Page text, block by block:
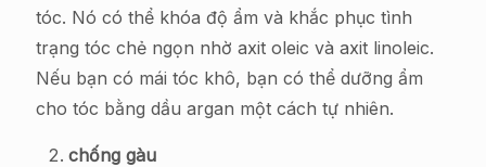
tóc. Nó có thể khóa độ ẩm và khắc phục tình
trạng tóc chẻ ngọn nhờ axit oleic và axit linoleic.
Nếu bạn có mái tóc khô, bạn có thể dưỡng ẩm
cho tóc bằng dầu argan một cách tự nhiên.
chống gàu